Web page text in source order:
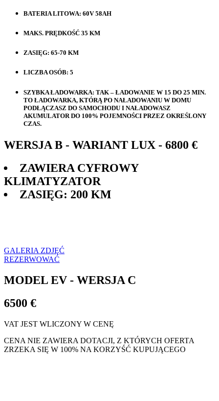
BATERIA LITOWA: 60V 58AH
MAKS. PRĘDKOŚĆ 35 KM
ZASIĘG: 65-70 KM
LICZBA OSÓB: 5
SZYBKA ŁADOWARKA: TAK – ŁADOWANIE W 15 DO 25 MIN.
TO ŁADOWARKA, KTÓRĄ PO NAŁADOWANIU W DOMU
PODŁĄCZASZ DO SAMOCHODU I NAŁADOWASZ
AKUMULATOR DO 100% POJEMNOŚCI PRZEZ OKREŚLONY
CZAS.
WERSJA B - WARIANT LUX - 6800 €
ZAWIERA CYFROWY
KLIMATYZATOR
ZASIĘG: 200 KM
GALERIA ZDJĘĆ
REZERWOWAĆ
MODEL EV - WERSJA C
6500 €
VAT JEST WLICZONY W CENĘ
CENA NIE ZAWIERA DOTACJI, Z KTÓRYCH OFERTA
ZRZEKA SIĘ W 100% NA KORZYŚĆ KUPUJĄCEGO